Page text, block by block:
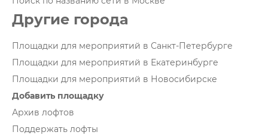
Другие города
Площадки для мероприятий в Санкт-Петербурге
Площадки для мероприятий в Екатеринбурге
Площадки для мероприятий в Новосибирске
Добавить площадку
Архив лофтов
Поддержать лофты